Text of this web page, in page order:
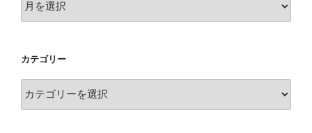
イ
ン
の
ー
ブ
カテゴリー
テ